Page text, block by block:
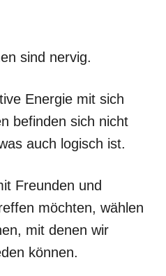
sind nervig.
Energie mit sich
befinden sich nicht
auch logisch ist.
Freunden und
möchten, wählen
mit denen wir
können.